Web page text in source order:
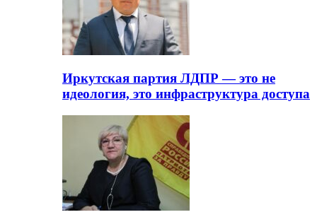
Иркутская партия ЛДПР — это не
идеология, это инфраструктура доступа